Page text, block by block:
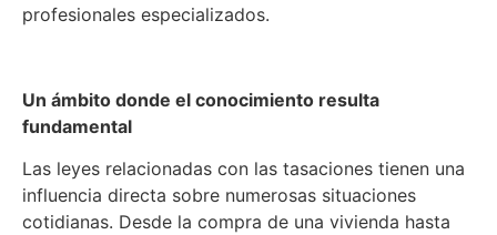
profesionales especializados.
Un ámbito donde el conocimiento resulta
fundamental
Las leyes relacionadas con las tasaciones tienen una
influencia directa sobre numerosas situaciones
cotidianas. Desde la compra de una vivienda hasta